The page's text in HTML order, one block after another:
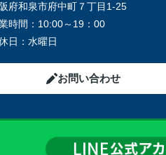
府和泉市府中町７丁目1-25
時間： 10:00～19：00
日： 水曜日
お問い合わせ